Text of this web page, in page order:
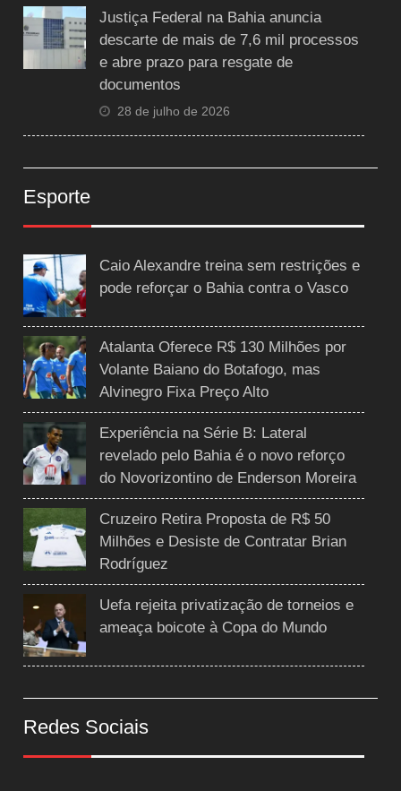
Justiça Federal na Bahia anuncia
descarte de mais de 7,6 mil processos
e abre prazo para resgate de
documentos
28 de julho de 2026
Esporte
Caio Alexandre treina sem restrições e
pode reforçar o Bahia contra o Vasco
Atalanta Oferece R$ 130 Milhões por
Volante Baiano do Botafogo, mas
Alvinegro Fixa Preço Alto
Experiência na Série B: Lateral
revelado pelo Bahia é o novo reforço
do Novorizontino de Enderson Moreira
Cruzeiro Retira Proposta de R$ 50
Milhões e Desiste de Contratar Brian
Rodríguez
Uefa rejeita privatização de torneios e
ameaça boicote à Copa do Mundo
Redes Sociais